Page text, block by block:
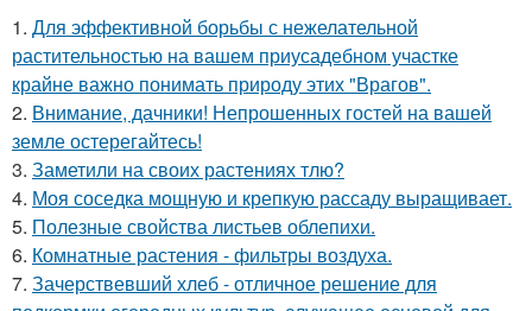
1. Для эффективной борьбы с нежелательной
растительностью на вашем приусадебном участке
крайне важно понимать природу этих "Врагов".
2. Внимание, дачники! Непрошенных гостей на вашей
земле остерегайтесь!
3. Заметили на своих растениях тлю?
4. Моя соседка мощную и крепкую рассаду выращивает.
5. Полезные свойства листьев облепихи.
6. Комнатные растения - фильтры воздуха.
7. Зачерствевший хлеб - отличное решение для